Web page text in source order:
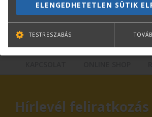
Hírlevél feliratkozás
ELENGEDHETETLEN SÜTIK
TESTRESZABÁS